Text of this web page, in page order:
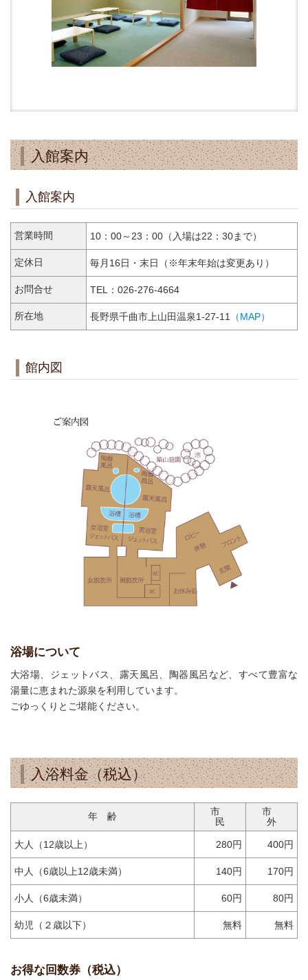
入館案内
入館案内
営業時間 10：00～23：00（入場は22：30まで）
定休日 毎月16日・末日（※年末年始は変更あり）
お問合せ TEL：026-276-4664
所在地 長野県千曲市上山田温泉1-27-11 （MAP）
館内図
浴場について
大浴場、ジェットバス、露天風呂、陶器風呂など、すべて豊富な
湯量に恵まれた源泉を利用しています。
ごゆっくりとご堪能ください。
入浴料金（税込）
年 齢
市
民
市
外
大人（12歳以上） 280円 400円
中人（6歳以上12歳未満） 140円 170円
小人（6歳未満） 60円 80円
幼児（２歳以下） 無料 無料
お得な回数券（税込）